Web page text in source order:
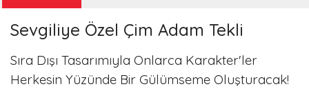
Sevgiliye Özel Çim Adam Tekli
Sıra Dışı Tasarımıyla Onlarca Karakter'ler
Herkesin Yüzünde Bir Gülümseme Oluşturacak!